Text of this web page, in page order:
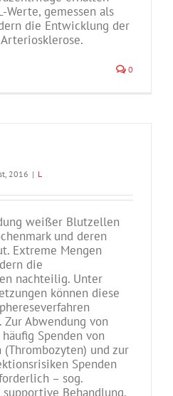
Werte, gemessen als
die Entwicklung der
0
2016 | L
weißer Blutzellen
und deren
Extreme Mengen
die
nachteilig. Unter
können diese
Abwendung von
Spenden von
und zur
Spenden
– sog.
Behandlung.